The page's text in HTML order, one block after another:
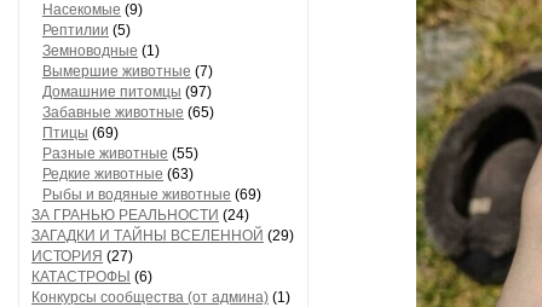
Насекомые (9)
Рептилии (5)
Земноводные (1)
Вымершие животные (7)
Домашние питомцы (97)
Забавные животные (65)
Птицы (69)
Разные животные (55)
Редкие животные (63)
Рыбы и водяные животные (69)
ЗА ГРАНЬЮ РЕАЛЬНОСТИ (24)
ЗАГАДКИ И ТАЙНЫ ВСЕЛЕННОЙ (29)
ИСТОРИЯ (27)
КАТАСТРОФЫ (6)
Конкурсы сообщества (от админа) (1)